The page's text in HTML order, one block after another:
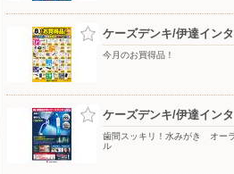
ReFaで毎日のケアをもっと上質
に！
ケーズデンキ/伊達イン
今月のお買得品！
ケーズデンキ/伊達イン
歯間スッキリ！水みがき オー
ル